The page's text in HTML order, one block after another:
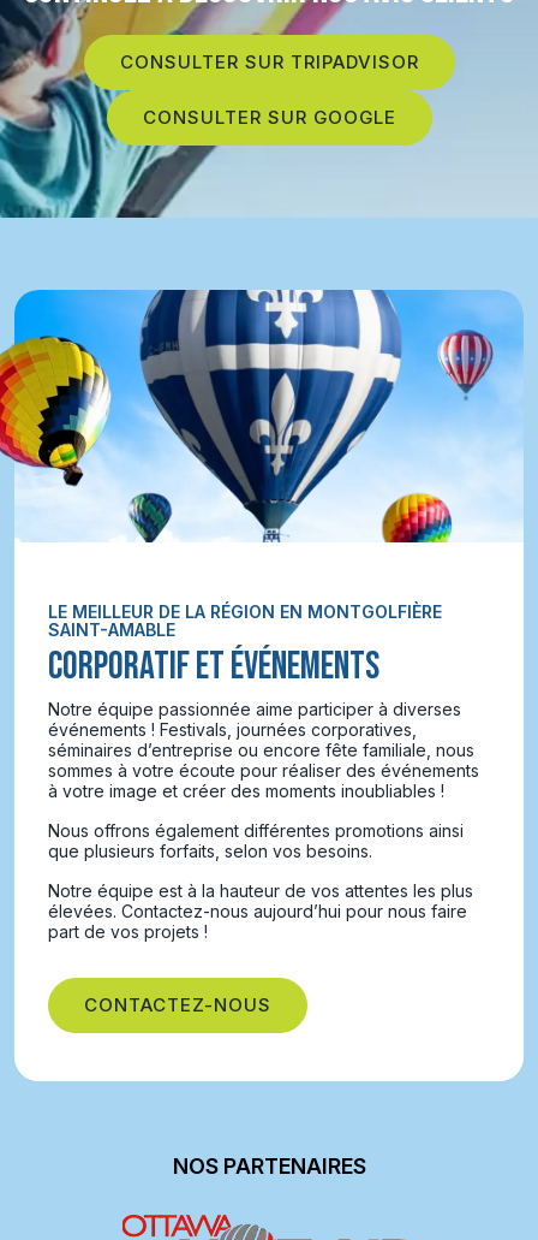
CONSULTER SUR TRIPADVISOR
CONSULTER SUR GOOGLE
LE MEILLEUR DE LA RÉGION EN MONTGOLFIÈRE
SAINT-AMABLE
CORPORATIF ET ÉVÉNEMENTS
Notre équipe passionnée aime participer à diverses
événements ! Festivals, journées corporatives,
séminaires d’entreprise ou encore fête familiale, nous
sommes à votre écoute pour réaliser des événements
à votre image et créer des moments inoubliables !
Nous offrons également différentes promotions ainsi
que plusieurs forfaits, selon vos besoins.
Notre équipe est à la hauteur de vos attentes les plus
élevées. Contactez-nous aujourd’hui pour nous faire
part de vos projets !
CONTACTEZ-NOUS
NOS PARTENAIRES